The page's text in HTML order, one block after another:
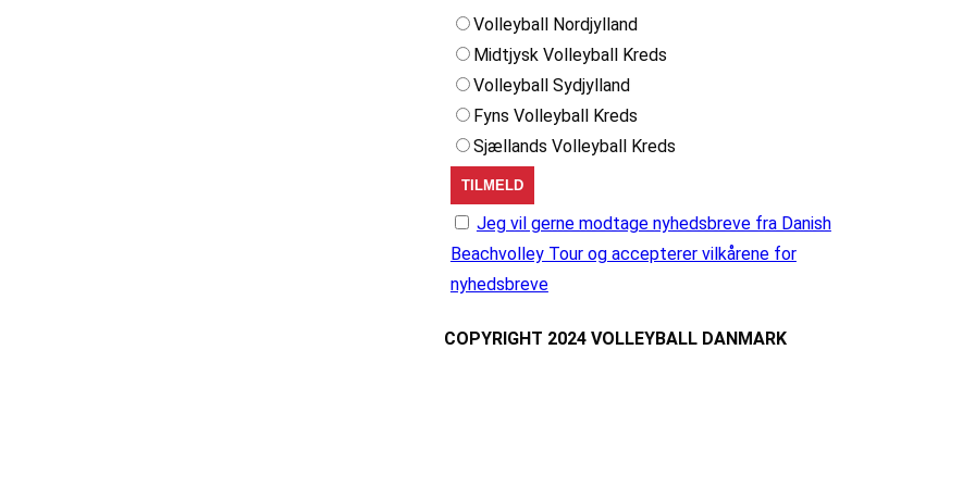
Volleyball Nordjylland
Midtjysk Volleyball Kreds
Volleyball Sydjylland
Fyns Volleyball Kreds
Sjællands Volleyball Kreds
Jeg vil gerne modtage nyhedsbreve fra Danish
Beachvolley Tour og accepterer vilkårene for
nyhedsbreve
COPYRIGHT 2024 VOLLEYBALL DANMARK